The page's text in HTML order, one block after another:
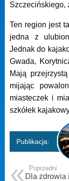
Szczecińskiego,
Ten region jest
jedna z
Jednak do
Gwada,
Mają
mijając
miasteczek i
szkółek
Publikacja:
Poprzedni
Dla zdrowia